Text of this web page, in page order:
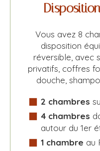
Vous avez 8
disposition
réversible, avec
privatifs, coffres
douche,
2 chambres
4 chambres
autour du 1er
1 chambre au